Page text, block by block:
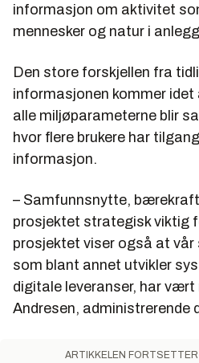
informasjon om aktivitet
mennesker og natur i
Den store forskjellen fra
informasjonen kommer
alle miljøparameterne blir
hvor flere brukere har
informasjon.
– Samfunnsnytte,
prosjektet strategisk viktig
prosjektet viser også at
som blant annet utvikler
digitale leveranser, har vært
Andresen, administrerende
ARTIKKELEN